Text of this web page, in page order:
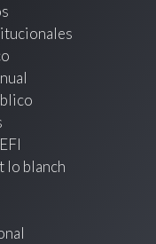
lo blanch